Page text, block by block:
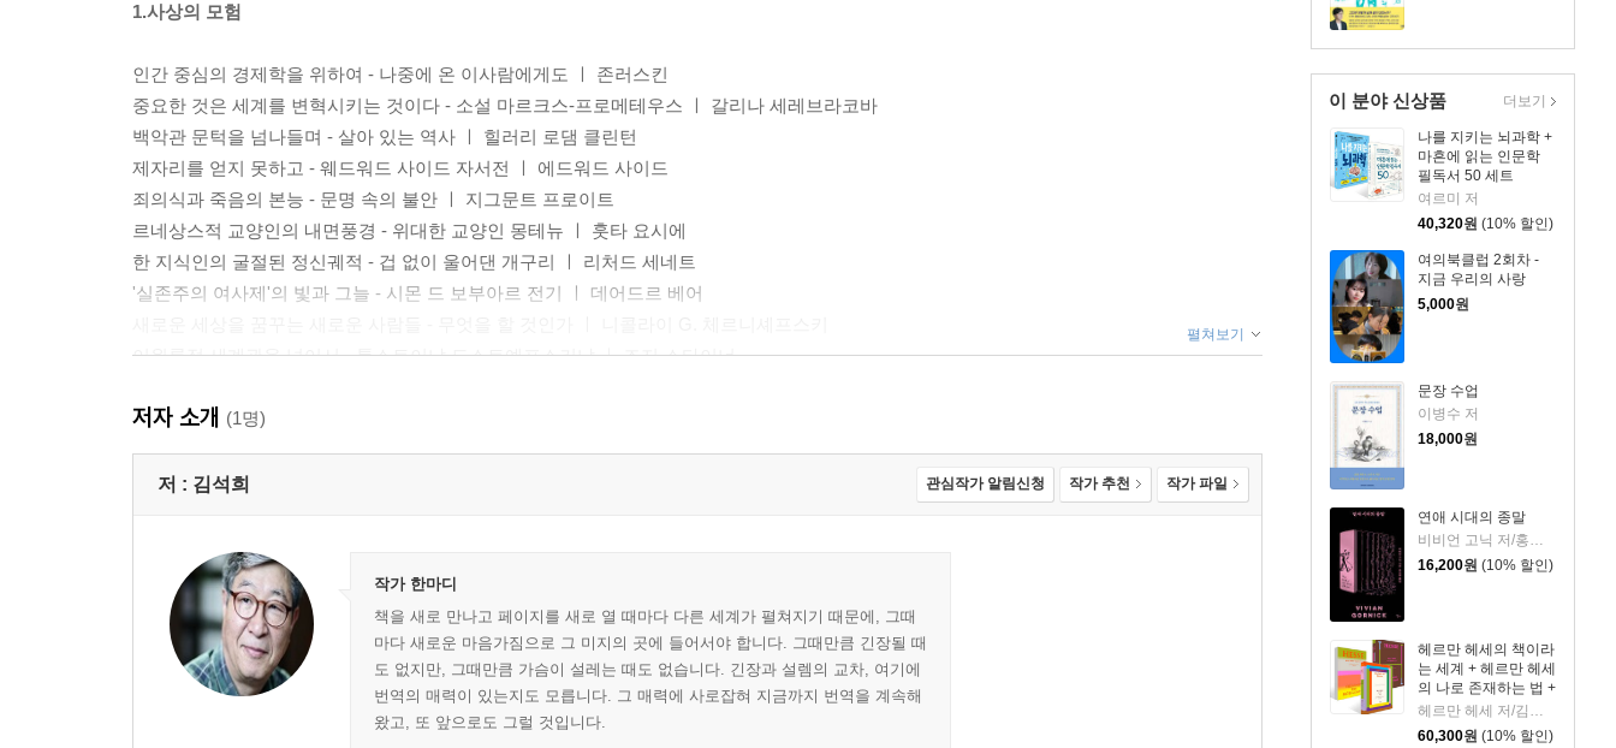
이 분야 신상품
나를 지키는 뇌과학 +
마흔에 읽는 인문학
필독서 50 세트
여르미 저
40,320원 (10% 할인)
여의북클럽 2회차 -
지금 우리의 사랑
5,000원
문장 수업
이병수 저
18,000원
연애 시대의 종말
16,200원 (10% 할인)
헤르만 헤세의 책이라
는 세계 + 헤르만 헤세
의 나로 존재하는 법 +
헤르만 헤세의 게으름
의 기술 세트
60,300원 (10% 할인)
더보기
1.사상의 모험
인간 중심의 경제학을 위하여 - 나중에 온 이사람에게도 ㅣ 존러스킨
중요한 것은 세계를 변혁시키는 것이다 - 소설 마르크스-프로메테우스 ㅣ 갈리나 세레브라코바
백악관 문턱을 넘나들며 - 살아 있는 역사 ㅣ 힐러리 로댐 클린턴
제자리를 얻지 못하고 - 웨드워드 사이드 자서전 ㅣ 에드워드 사이드
죄의식과 죽음의 본능 - 문명 속의 불안 ㅣ 지그문트 프로이트
르네상스적 교양인의 내면풍경 - 위대한 교양인 몽테뉴 ㅣ 훗타 요시에
한 지식인의 굴절된 정신궤적 - 겁 없이 울어댄 개구리 ㅣ 리처드 세네트
'실존주의 여사제'의 빛과 그늘 - 시몬 드 보부아르 전기 ㅣ 데어드르 베어
이원론적 세계관을 넘어서 - 톨스토이냐 도스토예프스키냐 ㅣ 조지 스타이너
2.인간의 초상
삶의 기쁨도 목적도 없이 - 아돌프 ㅣ 뱅자맹 콩스탕
부유한 미국과 가난한 유럽의 결혼 풍속도 - 내 마음의 해적 ㅣ 이디스 워튼
페미니즘에 태클 걸기 - 제3의 성 ㅣ 앨런 렐처크
이 시대는 이혼을 준비하기 위해 결혼한다 - 세월의 계단 ㅣ 제인 샤피로
고독의 퇴적층 - 가을 호텔 ㅣ 애니타 브루크너
소년의 눈에 비친 세상의 만화경 - 사랑보다 깊은 사랑 ㅣ 올리브 앤 번스
날마다 무책임하게, 그러나 신나게 - 인디언 조 ㅣ 윌리엄 P.킨셀라
펼쳐보기
저자 소개 (1명)
저 : 김석희 관심작가 알림신청 작가 추천 작가 파일
작가 한마디
책을 새로 만나고 페이지를 새로 열 때마다 다른 세계가 펼쳐지기 때문에, 그때
마다 새로운 마음가짐으로 그 미지의 곳에 들어서야 합니다. 그때만큼 긴장될 때
도 없지만, 그때만큼 가슴이 설레는 때도 없습니다. 긴장과 설렘의 교차, 여기에
번역의 매력이 있는지도 모릅니다. 그 매력에 사로잡혀 지금까지 번역을 계속해
왔고, 또 앞으로도 그럴 것입니다.